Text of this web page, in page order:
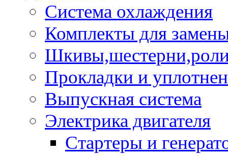
Система охлаждения
Комплекты для
Прокладки и
Выпускная система
Электрика двигателя
Стартеры и